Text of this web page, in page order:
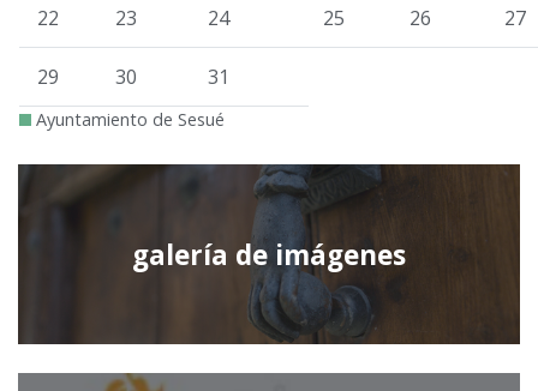
22 23 24 25 26 27
29 30 31
Ayuntamiento de Sesué
galería de imágenes